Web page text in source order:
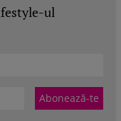
ul